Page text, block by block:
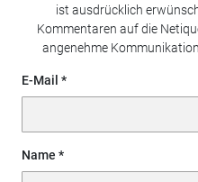
ist ausdrücklich
Kommentaren auf die
angenehme
E-Mail
Name